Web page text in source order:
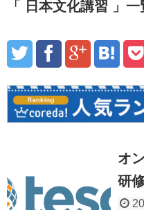
日本文化講習 一
オ
研